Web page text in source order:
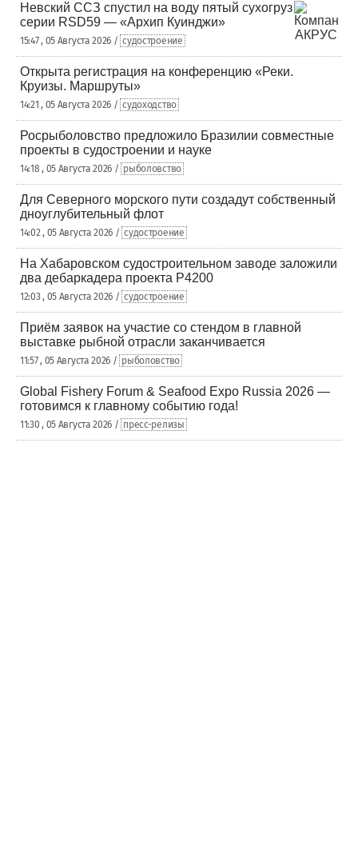
Невский ССЗ спустил на воду пятый сухогруз
серии RSD59 — «Архип Куинджи»
15:47 , 05 Августа 2026 / судостроение
Открыта регистрация на конференцию «Реки.
Круизы. Маршруты»
14:21 , 05 Августа 2026 / судоходство
Росрыболовство предложило Бразилии совместные
проекты в судостроении и науке
14:18 , 05 Августа 2026 / рыболовство
Для Северного морского пути создадут собственный
дноуглубительный флот
14:02 , 05 Августа 2026 / судостроение
На Хабаровском судостроительном заводе заложили
два дебаркадера проекта Р4200
12:03 , 05 Августа 2026 / судостроение
Приём заявок на участие со стендом в главной
выставке рыбной отрасли заканчивается
11:57 , 05 Августа 2026 / рыболовство
Global Fishery Forum & Seafood Expo Russia 2026 —
готовимся к главному событию года!
11:30 , 05 Августа 2026 / пресс-релизы